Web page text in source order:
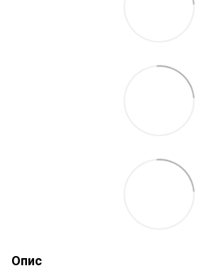
Опис